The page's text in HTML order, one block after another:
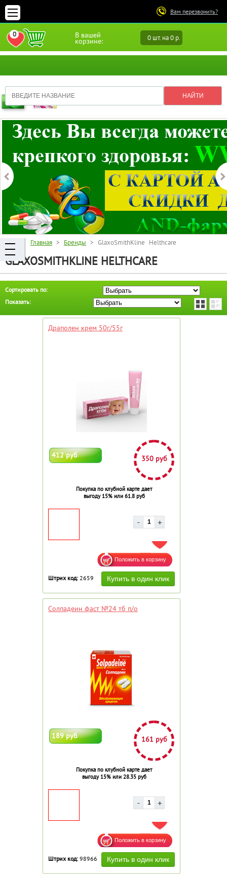
Вам перезвонить?
В вашей
корзине: 0 шт. на 0 р.
0
ПЕРЕЙТИ В ИЗБРАННОЕ
Главная > Бренды > GlaxoSmithKline Helthcare
GLAXOSMITHKLINE HELTHCARE
Сортировать по:
Показать:
Драполен крем 50г/55г
412 руб 350 руб
Покупка по клубной карте дает
выгоду 15% или 61.8 руб
ДОБАВИТЬ В ИЗБРАННОЕ
Штрих код: 2659
Солпадеин фаст №24 тб п/о
189 руб 161 руб
Покупка по клубной карте дает
выгоду 15% или 28.35 руб
ДОБАВИТЬ В ИЗБРАННОЕ
Штрих код: 98966